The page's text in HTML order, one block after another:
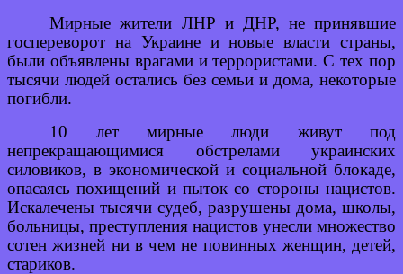
Мирные жители ЛНР и ДНР, не принявшие
госпереворот на Украине и новые власти страны,
были объявлены врагами и террористами. С тех пор
тысячи людей остались без семьи и дома, некоторые
погибли.
10 лет мирные люди живут под
непрекращающимися обстрелами украинских
силовиков, в экономической и социальной блокаде,
опасаясь похищений и пыток со стороны нацистов.
Искалечены тысячи судеб, разрушены дома, школы,
больницы, преступления нацистов унесли множество
сотен жизней ни в чем не повинных женщин, детей,
стариков.